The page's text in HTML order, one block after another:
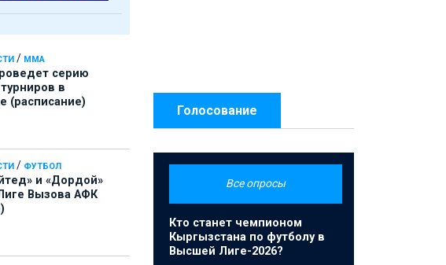
/ ММА
серию
в
(расписание)
/ ФУТБОЛ
и «Дордой»
Вызова АФК
Голосование
Все опросы
Кто станет чемпионом
Кыргызстана по футболу в
Высшей Лиге-2026?